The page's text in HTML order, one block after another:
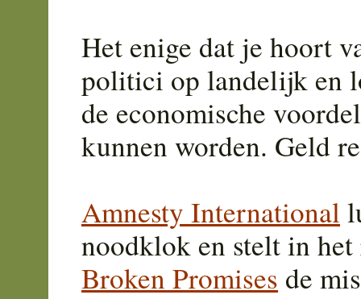
Het enige dat je hoort
politici op landelijk en
de economische
kunnen worden. Geld
Amnesty International
noodklok en stelt in
Broken Promises de